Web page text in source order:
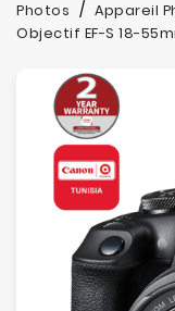
Téléphonie
Tablette
Impression
Stockage
Photos
Photos
Appareil
Objectif EF-S 18-